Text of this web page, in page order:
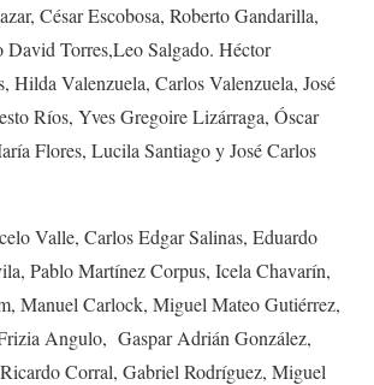
CésarEscobosa, Roberto Gandarilla,
David Torres,Leo Salgado. Héctor
, Hilda Valenzuela, Carlos Valenzuela, José
Ríos, YvesGregoireLizárraga, Óscar
Flores, Lucila SantiagoyJosé Carlos
Valle, Carlos Edgar Salinas, Eduardo
, Pablo Martínez Corpus, Icela Chavarín,
, Manuel Carlock, Miguel Mateo Gutiérrez,
Angulo, Gaspar Adrián González,
Ricardo Corral, Gabriel Rodríguez, Miguel